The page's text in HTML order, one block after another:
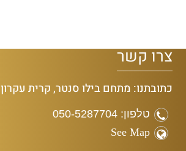
צרו קשר
כתובתנו: מתחם בילו סנטר, קרית עקרון
טלפון: 050-5287704
See Map